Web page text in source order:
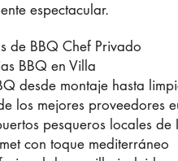
espectacular.
de BBQ Chef Privado
BBQ en Villa
desde montaje hasta
los mejores proveedores
pesqueros locales de
con toque mediterráneo